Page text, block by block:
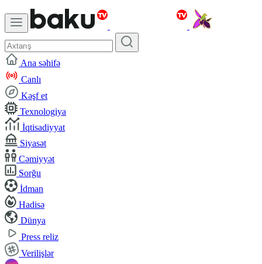
Ana səhifə
Canlı
Kəşf et
Texnologiya
İqtisadiyyat
Siyasət
Cəmiyyət
Sorğu
İdman
Hadisə
Dünya
Press reliz
Verilişlər